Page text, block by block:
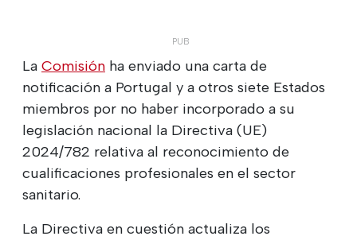
La Comisión ha enviado una carta de
notificación a Portugal y a otros siete Estados
miembros por no haber incorporado a su
legislación nacional la Directiva (UE)
2024/782 relativa al reconocimiento de
cualificaciones profesionales en el sector
sanitario.
La Directiva en cuestión actualiza los